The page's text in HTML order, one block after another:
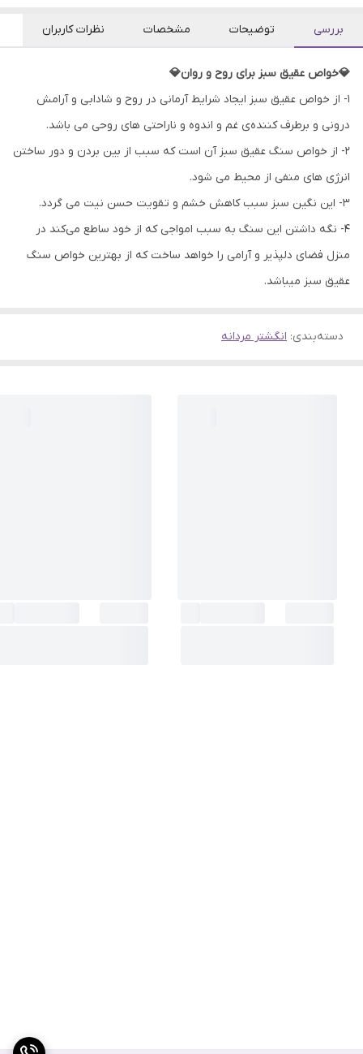
بررسی توضیحات مشخصات نظرات کاربران
💎خواص عقیق سبز برای روح و روان💎
۱- از خواص عقیق سبز ایجاد شرایط آرمانی در روح و شادابی و آرامش
درونی و برطرف کننده‌ی غم و اندوه و ناراحتی های روحی می باشد.
۲- از خواص سنگ عقیق سبز آن است که سبب از بین بردن و دور ساختن
انرژی های منفی از محیط می شود.
۳- این نگین سبز سبب کاهش خشم و تقویت حسن نیت می گردد.
۴- نگه داشتن این سنگ به سبب امواجی که از خود ساطع می‌کند در
منزل فضای دلپذیر و آرامی را خواهد ساخت که از بهترین خواص سنگ
عقیق سبز میباشد.
دسته‌بندی: انگشتر مردانه